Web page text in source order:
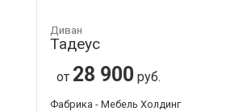
Диван
Тадеус
от 28 900 руб.
Фабрика - Мебель Холдинг